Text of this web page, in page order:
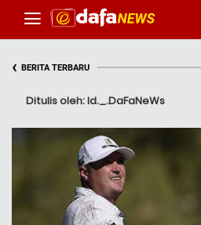
‹ BERITA TERBARU
Ditulis oleh: Id._.DaFaNeWs